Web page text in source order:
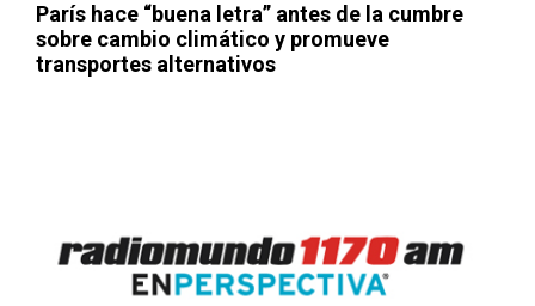
París hace “buena letra” antes de la cumbre
sobre cambio climático y promueve
transportes alternativos